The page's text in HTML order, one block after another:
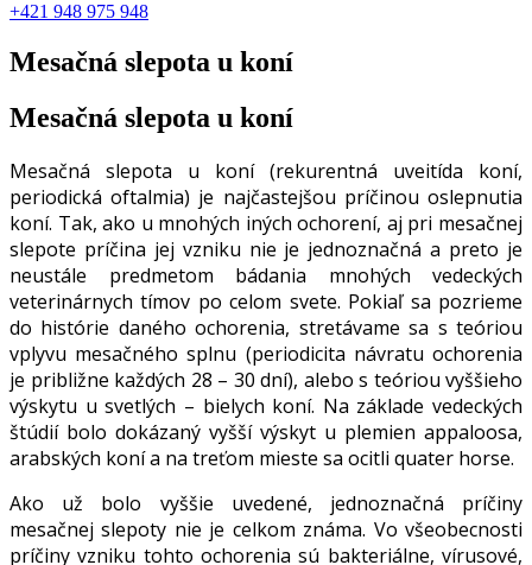
+421 948 975 948
Mesačná slepota u koní
Mesačná slepota u koní
Mesačná slepota u koní (rekurentná uveitída koní,
periodická oftalmia) je najčastejšou príčinou oslepnutia
koní. Tak, ako u mnohých iných ochorení, aj pri mesačnej
slepote príčina jej vzniku nie je jednoznačná a preto je
neustále predmetom bádania mnohých vedeckých
veterinárnych tímov po celom svete. Pokiaľ sa pozrieme
do histórie daného ochorenia, stretávame sa s teóriou
vplyvu mesačného splnu (periodicita návratu ochorenia
je približne každých 28 – 30 dní), alebo s teóriou vyššieho
výskytu u svetlých – bielych koní. Na základe vedeckých
štúdií bolo dokázaný vyšší výskyt u plemien appaloosa,
arabských koní a na treťom mieste sa ocitli quater horse.
Ako už bolo vyššie uvedené, jednoznačná príčiny
mesačnej slepoty nie je celkom známa. Vo všeobecnosti
príčiny vzniku tohto ochorenia sú bakteriálne, vírusové,